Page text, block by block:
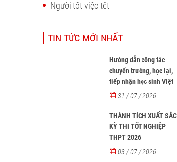
Người tốt việc tốt
TIN TỨC MỚI NHẤT
Hướng dẫn công tác
chuyển trường, học lại,
tiếp nhận học sinh Việt
Nam về nước, tiếp nhận
ngoài học tại các trường
từ năm học 2026-2027
31 / 07 / 2026
THÀNH TÍCH XUẤT SẮC
KỲ THI TỐT NGHIỆP
THPT 2026
03 / 07 / 2026